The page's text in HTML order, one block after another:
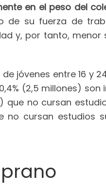
en el peso del
de su fuerza de
y, por tanto, menor
jóvenes entre 16 y
(2,5 millones) son
no cursan
cursan estudios